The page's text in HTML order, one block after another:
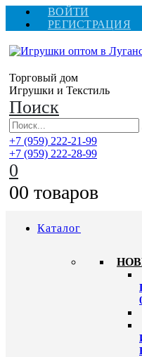
ВОЙТИ
РЕГИСТРАЦИЯ
Торговый дом
Игрушки и Текстиль
Поиск
+7 (959) 222-21-99
+7 (959) 222-28-99
0
00 товаров
Каталог